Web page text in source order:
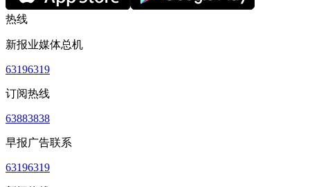
热线
新报业媒体总机
63196319
订阅热线
63883838
早报广告联系
63196319